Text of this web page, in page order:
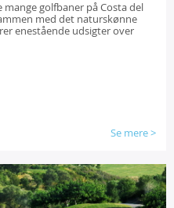
golfbaner på Costa del
med det naturskønne
enestående udsigter over
Se mere>